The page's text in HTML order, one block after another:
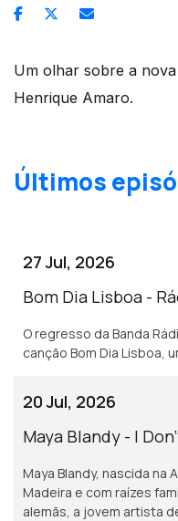
Um olhar sobre a
Henrique Amaro.
Últimos
27 Jul, 2026
Bom Dia Lisboa -
O regresso da Banda
canção Bom Dia Lisboa,
20 Jul, 2026
Maya Blandy - I
Maya Blandy, nascida na
Madeira e com raízes
alemãs, a jovem artista